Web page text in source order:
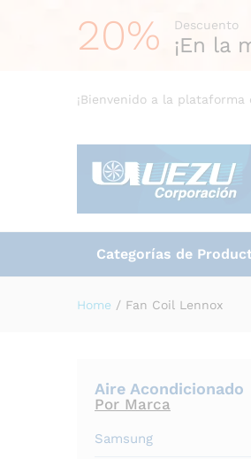
20% Descuento
¡En la
¡Bienvenido a la
Categorías de
Home / Fan Coil Lennox
Aire Acondicionado
Por Marca
Samsung